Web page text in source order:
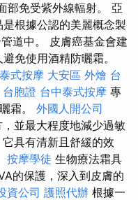
部免受紫外線輻射。 亞
根據公認的美麗概念製
道中。 皮膚癌基金會建
免使用酒精防曬霜。
式按摩 大安區 外燴 台
胞證 台中泰式按摩 專
霜。 外國人開公司
並最大程度地減少過敏
具有清新且舒緩的效
按摩學徒 生物療法霜具
的保護，深入到皮膚的
資公司 護照代辦 根據一